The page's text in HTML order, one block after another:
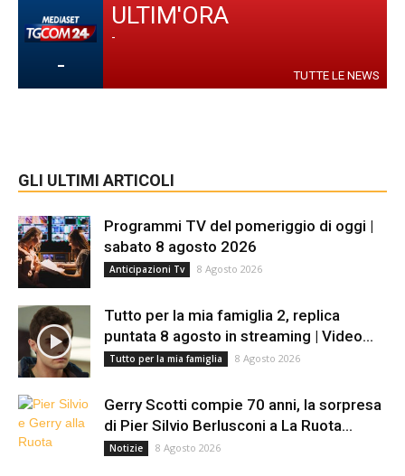
-
ULTIM'ORA
-
TUTTE LE NEWS
GLI ULTIMI ARTICOLI
Programmi TV del pomeriggio di oggi |
sabato 8 agosto 2026
Anticipazioni Tv 8 Agosto 2026
Tutto per la mia famiglia 2, replica
puntata 8 agosto in streaming | Video...
Tutto per la mia famiglia 8 Agosto 2026
Gerry Scotti compie 70 anni, la sorpresa
di Pier Silvio Berlusconi a La Ruota...
Notizie 8 Agosto 2026